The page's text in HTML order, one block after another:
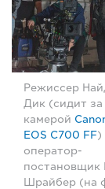
Режиссер
Дик (сидит за
камерой
EOS C700 FF)
оператор-
постановщик
Шрайбер (на